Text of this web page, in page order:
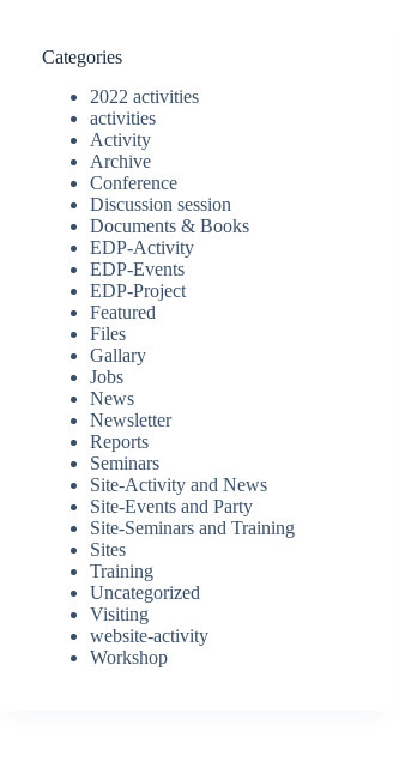
Categories
2022 activities
activities
Activity
Archive
Conference
Discussion session
Documents & Books
EDP-Activity
EDP-Events
EDP-Project
Featured
Files
Gallary
Jobs
News
Newsletter
Reports
Seminars
Site-Activity and News
Site-Events and Party
Site-Seminars and Training
Sites
Training
Uncategorized
Visiting
website-activity
Workshop